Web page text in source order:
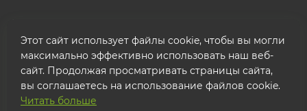
© 2026 ООО "ФТК РОСТР"
Этот сайт использует файлы cookie, чтобы вы могли
максимально эффективно использовать наш веб-
сайт. Продолжая просматривать страницы сайта,
вы соглашаетесь на использование файлов cookie.
Читать больше